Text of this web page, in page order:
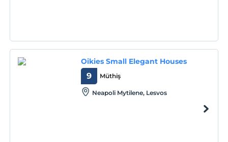
Oikies Small Elegant Houses
Müthiş
9
Neapoli Mytilene, Lesvos